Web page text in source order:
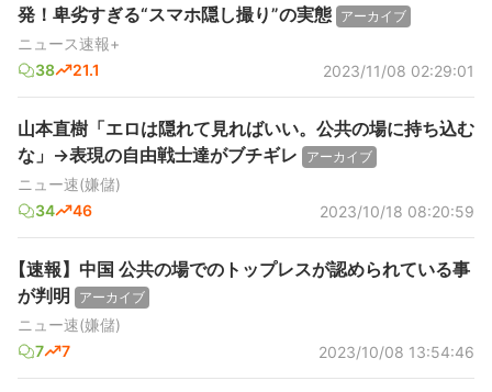
発！卑劣すぎる“スマホ隠し撮り”の実態 アーカイブ
ニュース速報+
38
21.1 2023/11/08 02:29:01
山本直樹「エロは隠れて見ればいい。公共の場に持ち込む
な」→表現の自由戦士達がブチギレ
アーカイブ
ニュー速(嫌儲)
34
46 2023/10/18 08:20:59
【速報】中国 公共の場でのトップレスが認められている事
が判明
アーカイブ
ニュー速(嫌儲)
7
7 2023/10/08 13:54:46